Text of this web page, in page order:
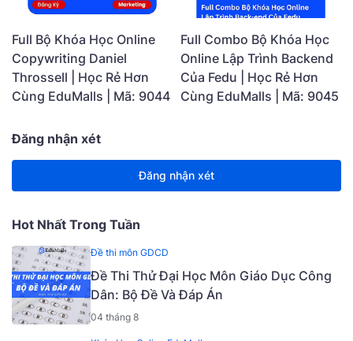
Full Bộ Khóa Học Online
Copywriting Daniel
Throssell | Học Rẻ Hơn
Cùng EduMalls | Mã: 9044
Full Combo Bộ Khóa Học
Online Lập Trình Backend
Của Fedu | Học Rẻ Hơn
Cùng EduMalls | Mã: 9045
Đăng nhận xét
Đăng nhận xét
Hot Nhất Trong Tuần
Đề thi môn GDCD
Đề Thi Thử Đại Học Môn Giáo Dục Công
Dân: Bộ Đề Và Đáp Án
04 tháng 8